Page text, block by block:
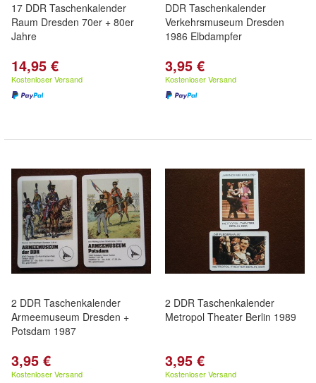
17 DDR Taschenkalender
Raum Dresden 70er + 80er
Jahre
14,95 €
Kostenloser Versand
DDR Taschenkalender
Verkehrsmuseum Dresden
1986 Elbdampfer
3,95 €
Kostenloser Versand
2 DDR Taschenkalender
Armeemuseum Dresden +
Potsdam 1987
3,95 €
Kostenloser Versand
2 DDR Taschenkalender
Metropol Theater Berlin 1989
3,95 €
Kostenloser Versand